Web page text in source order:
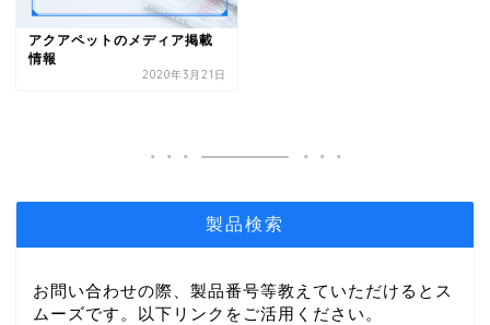
アクアペットのメディア掲載
情報
2020年3月21日
製品検索
お問い合わせの際、製品番号等教えていただけるとス
ムーズです。以下リンクをご活用ください。